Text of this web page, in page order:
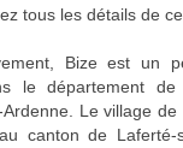
tous les détails de
Bize est un
le département
Le village
canton de